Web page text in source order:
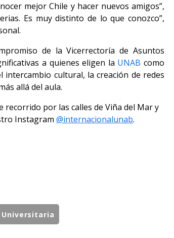
mejor Chile y hacer nuevos amigos”,
Es muy distinto de lo que conozco”,
de la Vicerrectoría de Asuntos
a quienes eligen la UNAB como
intercambio cultural, la creación de redes
allá del aula.
recorrido por las calles de Viña del Mar y
Instagram @internacionalunab.
Universitaria